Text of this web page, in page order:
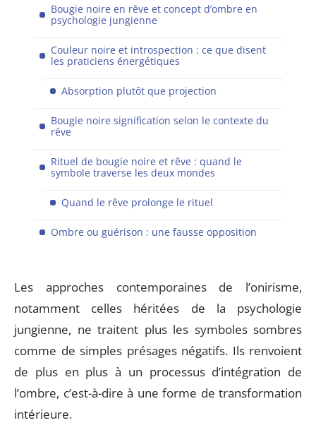
Bougie noire en rêve et concept d’ombre en
psychologie jungienne
Couleur noire et introspection : ce que disent
les praticiens énergétiques
Absorption plutôt que projection
Bougie noire signification selon le contexte du
rêve
Rituel de bougie noire et rêve : quand le
symbole traverse les deux mondes
Quand le rêve prolonge le rituel
Ombre ou guérison : une fausse opposition
Les approches contemporaines de l’onirisme,
notamment celles héritées de la psychologie
jungienne, ne traitent plus les symboles sombres
comme de simples présages négatifs. Ils renvoient
de plus en plus à un processus d’intégration de
l’ombre, c’est-à-dire à une forme de transformation
intérieure.